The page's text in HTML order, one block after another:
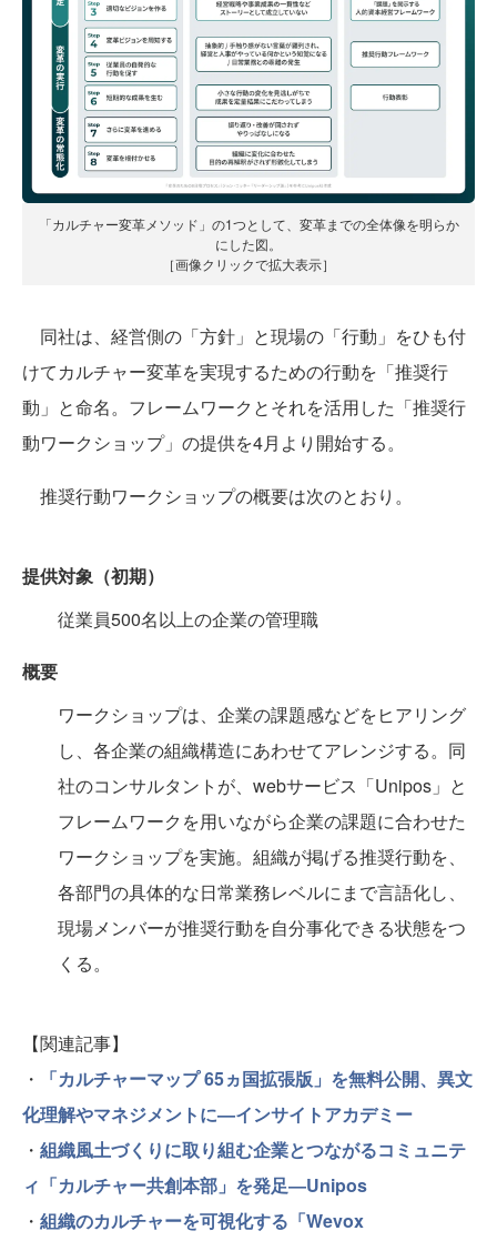
「カルチャー変革メソッド」の1つとして、変革までの全体像を明らか
にした図。
［画像クリックで拡大表示］
同社は、経営側の「方針」と現場の「行動」をひも付
けてカルチャー変革を実現するための行動を「推奨行
動」と命名。フレームワークとそれを活用した「推奨行
動ワークショップ」の提供を4月より開始する。
推奨行動ワークショップの概要は次のとおり。
提供対象（初期）
従業員500名以上の企業の管理職
概要
ワークショップは、企業の課題感などをヒアリング
し、各企業の組織構造にあわせてアレンジする。同
社のコンサルタントが、webサービス「Unipos」と
フレームワークを用いながら企業の課題に合わせた
ワークショップを実施。組織が掲げる推奨行動を、
各部門の具体的な日常業務レベルにまで言語化し、
現場メンバーが推奨行動を自分事化できる状態をつ
くる。
【関連記事】
・
「カルチャーマップ 65ヵ国拡張版」を無料公開、異文
化理解やマネジメントに—インサイトアカデミー
・ 組織風土づくりに取り組む企業とつながるコミュニテ
ィ「カルチャー共創本部」を発足―Unipos
・ 組織のカルチャーを可視化する「Wevox